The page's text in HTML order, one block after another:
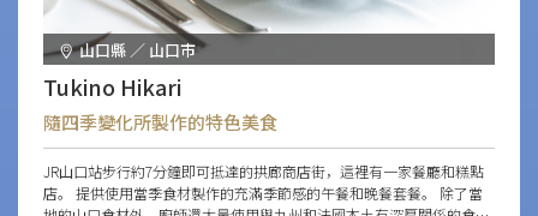
山口縣 ／ 山口市
Tukino Hikari
隨四季變化所製作的特色美食
JR山口站步行約7分鐘即可抵達的拱廊商店街，這裡有一家餐廳和糕點
店。 提供使用當季食材製作的充滿季節感的午餐和晚餐套餐。 除了當